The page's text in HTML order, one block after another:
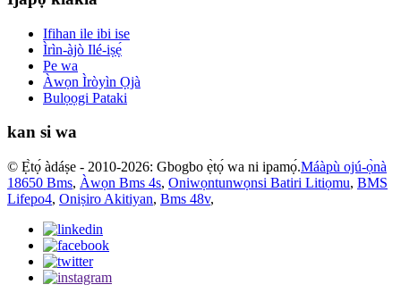
Ifihan ile ibi ise
Ìrìn-àjò Ilé-iṣẹ́
Pe wa
Àwọn Ìròyìn Ọjà
Bulọọgi Pataki
kan si wa
© Ẹ̀tọ́ àdáṣe - 2010-2026: Gbogbo ẹ̀tọ́ wa ni ipamọ́.Máàpù ojú-ọ̀nà
18650 Bms, Àwọn Bms 4s, Oniwọntunwọnsi Batiri Litiọmu, BMS
Lifepo4, Oniṣiro Akitiyan, Bms 48v,